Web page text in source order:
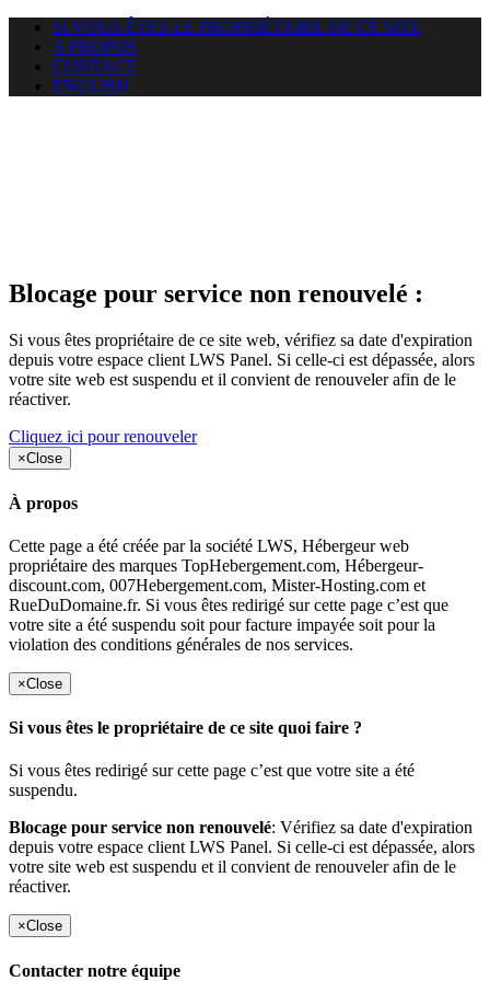
SI VOUS ÊTES LE PROPRIÉTAIRE DE CE SITE
A PROPOS
CONTACT
ENGLISH
Blocage pour service non renouvelé :
Si vous êtes propriétaire de ce site web, vérifiez sa date d'expiration
depuis votre espace client LWS Panel. Si celle-ci est dépassée, alors
votre site web est suspendu et il convient de renouveler afin de le
réactiver.
Cliquez ici pour renouveler
×Close
À propos
Cette page a été créée par la société LWS, Hébergeur web
propriétaire des marques TopHebergement.com, Hébergeur-
discount.com, 007Hebergement.com, Mister-Hosting.com et
RueDuDomaine.fr. Si vous êtes redirigé sur cette page c’est que
votre site a été suspendu soit pour facture impayée soit pour la
violation des conditions générales de nos services.
×Close
Si vous êtes le propriétaire de ce site quoi faire ?
Si vous êtes redirigé sur cette page c’est que votre site a été
suspendu.
Blocage pour service non renouvelé: Vérifiez sa date d'expiration
depuis votre espace client LWS Panel. Si celle-ci est dépassée, alors
votre site web est suspendu et il convient de renouveler afin de le
réactiver.
×Close
Contacter notre équipe